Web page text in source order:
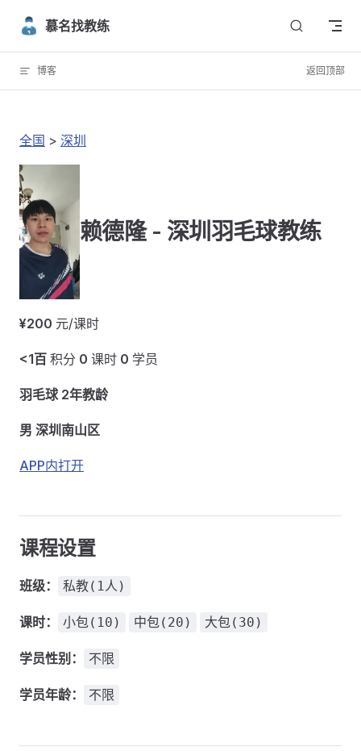
Skip to content
慕名找教练
博客 返回顶部
全国 > 深圳
赖德隆 - 深圳羽毛球教练
¥200 元/课时
<1百 积分 0 课时 0 学员
羽毛球 2年教龄
男 深圳南山区
APP内打开
课程设置
班级： 私教(1人)
课时： 小包(10) 中包(20) 大包(30)
学员性别： 不限
学员年龄： 不限